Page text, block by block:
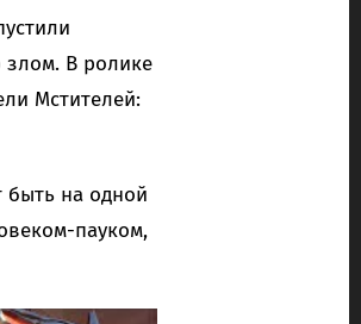
злом. В ролике
Мстителей:
быть на одной
пауком,